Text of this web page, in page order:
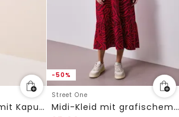
Knielanges Kleid mit Kapuze
-50%
Street One
Midi-Kleid mit grafischem Print